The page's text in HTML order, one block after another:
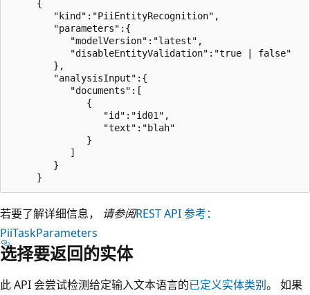
     {
        "kind":"PiiEntityRecognition",
        "parameters":{
           "modelVersion":"latest",
           "disableEntityValidation":"true | false"
        },
        "analysisInput":{
           "documents":[
              {
                 "id":"id01",
                 "text":"blah"
              }
           ]
        }
若要了解详细信息， 请参阅REST API 参考：
PiiTaskParameters
选择要返回的实体
此 API 会尝试检测给定输入文本语言的已定义实体类别。 如果